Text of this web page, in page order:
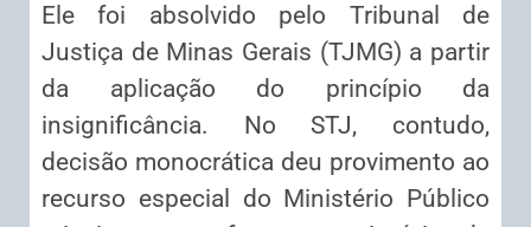
Ele foi absolvido pelo Tribunal de
Justiça de Minas Gerais (TJMG) a partir
da aplicação do princípio da
insignificância. No STJ, contudo,
decisão monocrática deu provimento ao
recurso especial do Ministério Público